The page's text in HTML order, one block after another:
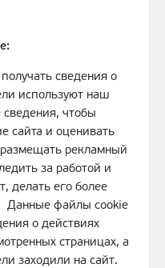
сведения о
используют наш
чтобы
сайта и оценивать
размещать рекламный
за работой и
делать его более
Данные файлы cookie
о действиях
страницах, а
заходили на сайт.